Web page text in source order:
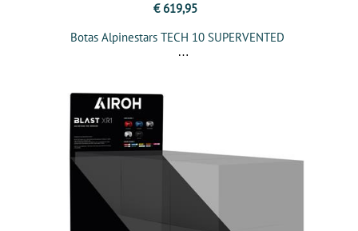
€ 619,95
Botas Alpinestars TECH 10 SUPERVENTED